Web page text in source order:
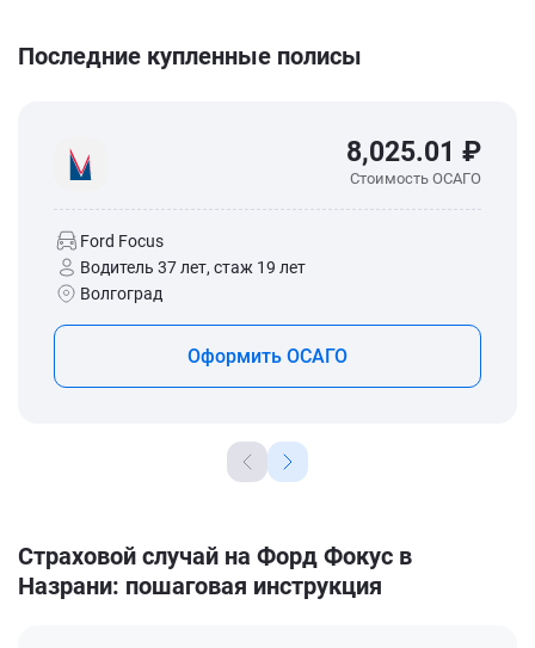
Последние купленные полисы
8,025.01 ₽
Стоимость ОСАГО
Ford Focus
Водитель 37 лет, стаж 19 лет
Волгоград
Оформить ОСАГО
Страховой случай на Форд Фокус в
Назрани: пошаговая инструкция